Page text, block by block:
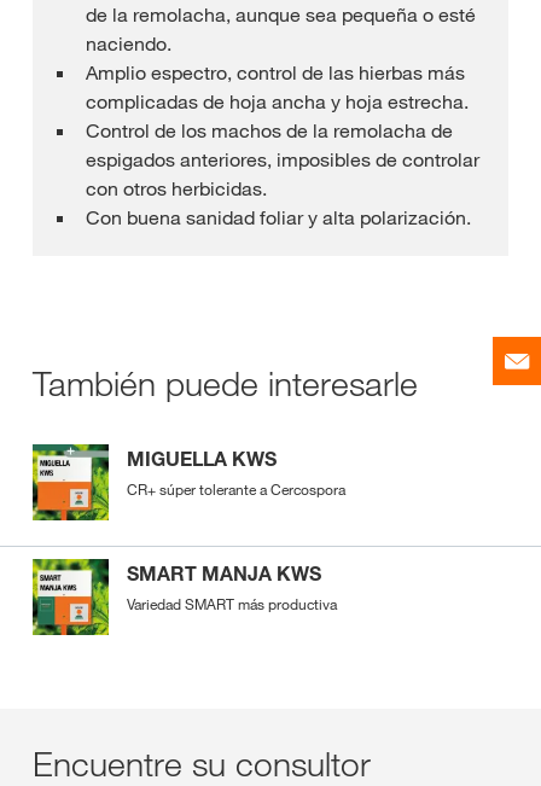
de la remolacha, aunque sea pequeña o esté
naciendo.
Amplio espectro, control de las hierbas más
complicadas de hoja ancha y hoja estrecha.
Control de los machos de la remolacha de
espigados anteriores, imposibles de controlar
con otros herbicidas.
Con buena sanidad foliar y alta polarización.
También puede interesarle
MIGUELLA KWS
CR+ súper tolerante a Cercospora
SMART MANJA KWS
Variedad SMART más productiva
Encuentre su consultor